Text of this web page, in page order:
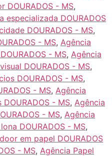
DOURADOS - MS,
DOURADOS
DOURADOS - MS,
- MS, Agência
- MS, Agência
DOURADOS - MS,
DOURADOS - MS,
- MS, Agência
- MS, Agência
- MS, Agência
DOURADOS - MS,
em papel DOURADOS
- MS, Agência Papel